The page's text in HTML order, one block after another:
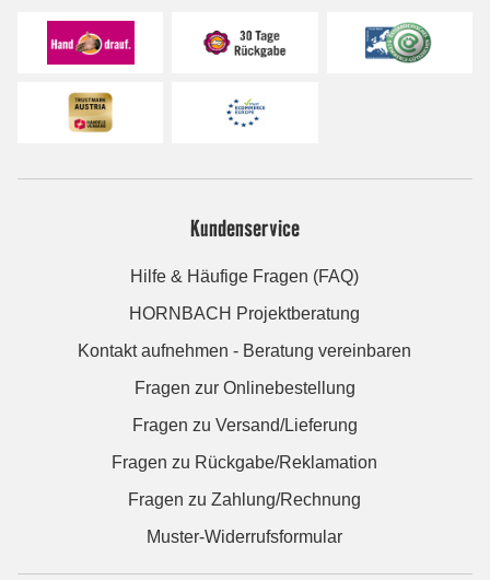
Kundenservice
Hilfe & Häufige Fragen (FAQ)
HORNBACH Projektberatung
Kontakt aufnehmen - Beratung vereinbaren
Fragen zur Onlinebestellung
Fragen zu Versand/Lieferung
Fragen zu Rückgabe/Reklamation
Fragen zu Zahlung/Rechnung
Muster-Widerrufsformular